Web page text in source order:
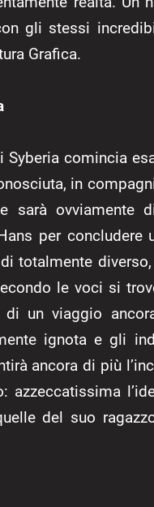
gli stessi
Grafica.
Syberia comincia
in
sarà ovviamente
per
totalmente
le voci si
un viaggio
ignota e gli
ancora di più
azzeccatissima
del suo